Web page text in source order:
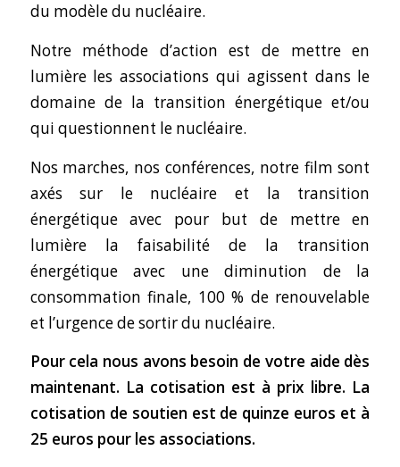
du modèle du nucléaire.
Notre méthode d’action est de mettre en
lumière les associations qui agissent dans le
domaine de la transition énergétique et/ou
qui questionnent le nucléaire.
Nos marches, nos conférences, notre film sont
axés sur le nucléaire et la transition
énergétique avec pour but de mettre en
lumière la faisabilité de la transition
énergétique avec une diminution de la
consommation finale, 100 % de renouvelable
et l’urgence de sortir du nucléaire.
Pour cela nous avons besoin de votre aide dès
maintenant. La cotisation est à prix libre. La
cotisation de soutien est de quinze euros et à
25 euros pour les associations.